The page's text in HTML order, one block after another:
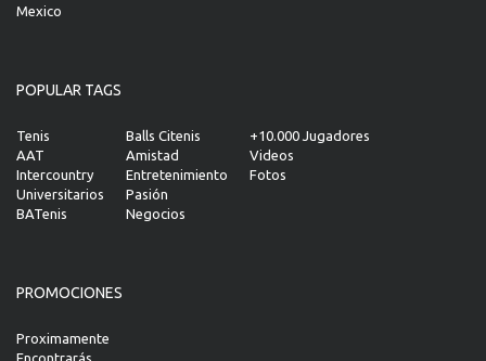
Mexico
POPULAR TAGS
Tenis
AAT
Intercountry
Universitarios
BATenis
Balls Citenis
Amistad
Entretenimiento
Pasión
Negocios
+10.000 Jugadores
Videos
Fotos
PROMOCIONES
Proximamente
Encontrarás